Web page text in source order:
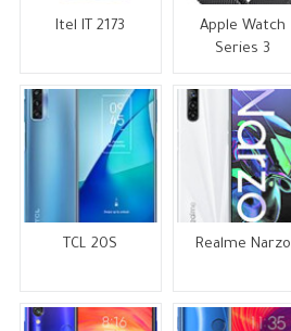
Itel IT 2173
Apple Watch
Series 3
TCL 20S Realme Narzo